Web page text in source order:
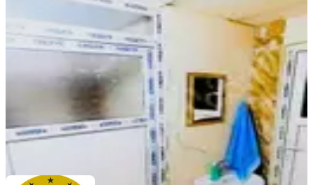
Haliliye, Cengiz Topel Mahallesi
1+1·80 m²·1. Kat
820.000 ₺
REALİTE TAPU GAYRİMENKUL Hakan Gül